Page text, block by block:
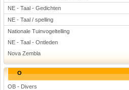
NE - Taal - Gedichten
NE - Taal / spelling
Nationale Tuinvogeltelling
NE - Taal - Ontleden
Nova Zembla
O
OB - Divers